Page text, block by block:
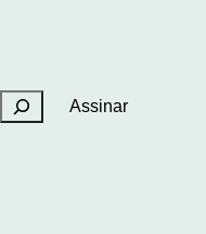
PesquisarAssinar